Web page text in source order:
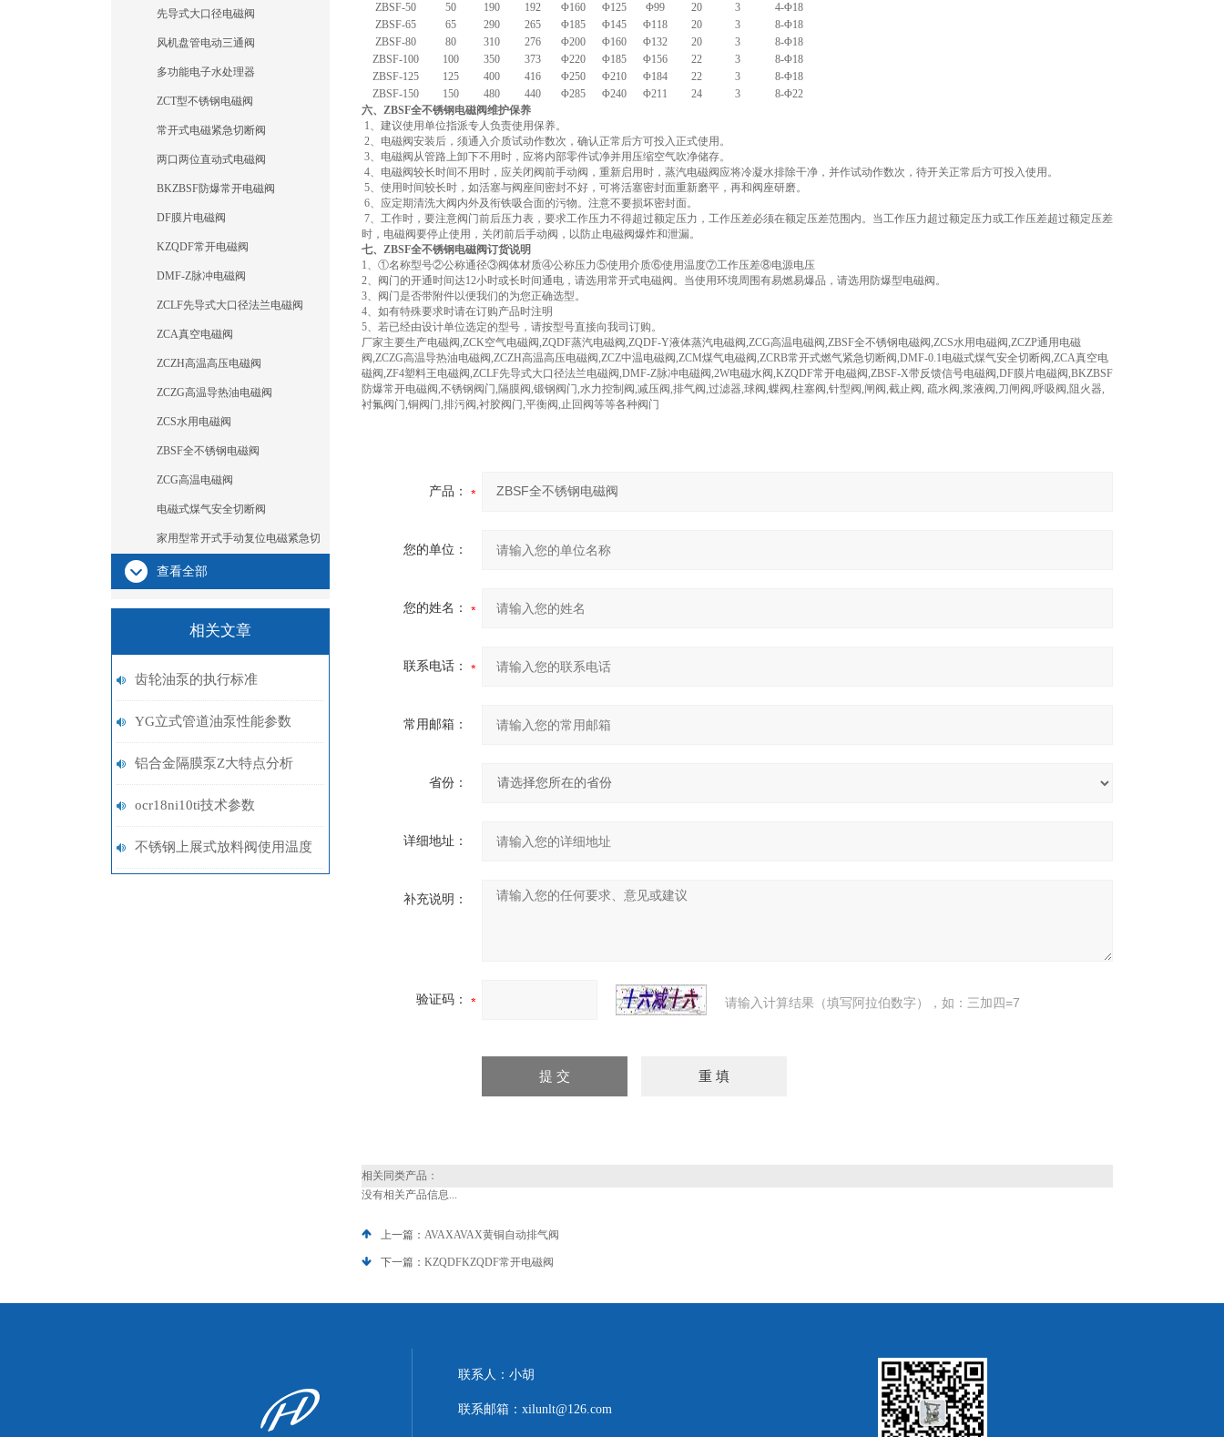
先导式大口径电磁阀
风机盘管电动三通阀
多功能电子水处理器
ZCT型不锈钢电磁阀
常开式电磁紧急切断阀
两口两位直动式电磁阀
BKZBSF防爆常开电磁阀
DF膜片电磁阀
KZQDF常开电磁阀
DMF-Z脉冲电磁阀
ZCLF先导式大口径法兰电磁阀
ZCA真空电磁阀
ZCZH高温高压电磁阀
ZCZG高温导热油电磁阀
ZCS水用电磁阀
ZBSF全不锈钢电磁阀
ZCG高温电磁阀
电磁式煤气安全切断阀
家用型常开式手动复位电磁紧急切
断阀
查看全部
相关文章
齿轮油泵的执行标准
YG立式管道油泵性能参数
铝合金隔膜泵Z大特点分析
ocr18ni10ti技术参数
不锈钢上展式放料阀使用温度
ZBSF-50
50 190 192 Φ160 Φ125 Φ99 20 3
4-Φ18
ZBSF-65
65 290 265 Φ185 Φ145 Φ118 20 3
8-Φ18
ZBSF-80
80 310 276 Φ200 Φ160 Φ132 20 3
8-Φ18
ZBSF-100
100 350 373 Φ220 Φ185 Φ156 22 3
8-Φ18
ZBSF-125
125 400 416 Φ250 Φ210 Φ184 22 3
8-Φ18
ZBSF-150
150 480 440 Φ285 Φ240 Φ211 24 3
8-Φ22
六、ZBSF全不锈钢电磁阀维护保养
1、建议使用单位指派专人负责使用保养。
2、电磁阀安装后，须通入介质试动作数次，确认正常后方可投入正式使用。
3、电磁阀从管路上卸下不用时，应将内部零件试净并用压缩空气吹净储存。
4、电磁阀较长时间不用时，应关闭阀前手动阀，重新启用时，蒸汽电磁阀应将冷凝水排除干净，并作试动作数次，待开关正常后方可投入使用。
5、使用时间较长时，如活塞与阀座间密封不好，可将活塞密封面重新磨平，再和阀座研磨。
6、应定期清洗大阀内外及衔铁吸合面的污物。注意不要损坏密封面。
7、工作时，要注意阀门前后压力表，要求工作压力不得超过额定压力，工作压差必须在额定压差范围内。当工作压力超过额定压力或工作压差超过额定压差
时，电磁阀要停止使用，关闭前后手动阀，以防止电磁阀爆炸和泄漏。
七、ZBSF全不锈钢电磁阀订货说明
1、①名称型号②公称通径③阀体材质④公称压力⑤使用介质⑥使用温度⑦工作压差⑧电源电压
2、阀门的开通时间达12小时或长时间通电，请选用常开式电磁阀。当使用环境周围有易燃易爆品，请选用防爆型电磁阀。
3、阀门是否带附件以便我们的为您正确选型。
4、如有特殊要求时请在订购产品时注明
5、若已经由设计单位选定的型号，请按型号直接向我司订购。
厂家主要生产电磁阀,ZCK空气电磁阀,ZQDF蒸汽电磁阀,ZQDF-Y液体蒸汽电磁阀,ZCG高温电磁阀,ZBSF全不锈钢电磁阀,ZCS水用电磁阀,ZCZP通用电磁
阀,ZCZG高温导热油电磁阀,ZCZH高温高压电磁阀,ZCZ中温电磁阀,ZCM煤气电磁阀,ZCRB常开式燃气紧急切断阀,DMF-0.1电磁式煤气安全切断阀,ZCA真空电
磁阀,ZF4塑料王电磁阀,ZCLF先导式大口径法兰电磁阀,DMF-Z脉冲电磁阀,2W电磁水阀,KZQDF常开电磁阀,ZBSF-X带反馈信号电磁阀,DF膜片电磁阀,BKZBSF
防爆常开电磁阀,不锈钢阀门,隔膜阀,锻钢阀门,水力控制阀,减压阀,排气阀,过滤器,球阀,蝶阀,柱塞阀,针型阀,闸阀,截止阀, 疏水阀,浆液阀,刀闸阀,呼吸阀,阻火器,
衬氟阀门,铜阀门,排污阀,衬胶阀门,平衡阀,止回阀等等各种阀门
产品：
您的单位：
您的姓名：
联系电话：
常用邮箱：
省份：
详细地址：
补充说明：
验证码： 请输入计算结果（填写阿拉伯数字），如：三加四=7
相关同类产品：
没有相关产品信息...
上一篇： AVAXAVAX黄铜自动排气阀
下一篇： KZQDFKZQDF常开电磁阀
联系人：小胡
联系邮箱：xilunlt@126.com